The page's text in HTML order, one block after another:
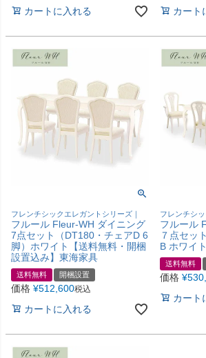
カートに入れる カート
フレンチシックエレガントシリーズ｜
フルール Fleur-WH ダイニング
7点セット（DT180・チェアD 6
脚）ホワイト【送料無料・開梱
設置込み】東海家具
送料無料 開梱設置
価格 ¥512,600税込
カートに入れる
フレンチシ
フルール
７点セッ
B ホワイト
送料無料
価格 ¥
カート